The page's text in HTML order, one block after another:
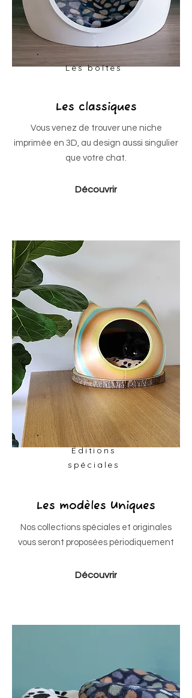
Les boîtes
Les classiques
Vous venez de trouver une niche
imprimée en 3D, au design aussi singulier
que votre chat.
Éditions
spéciales
Les modèles Uniques
Nos collections spéciales et originales
vous seront proposées périodiquement
Découvrir
Découvrir